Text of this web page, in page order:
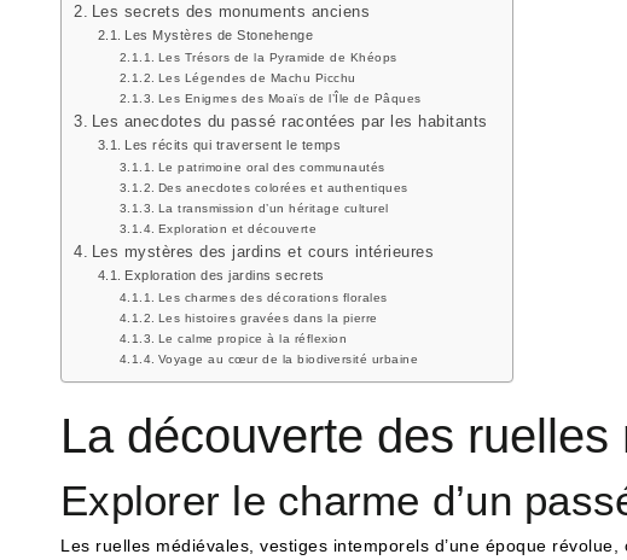
Les secrets des monuments anciens
Les Mystères de Stonehenge
Les Trésors de la Pyramide de Khéops
Les Légendes de Machu Picchu
Les Enigmes des Moaïs de l’Île de Pâques
Les anecdotes du passé racontées par les habitants
Les récits qui traversent le temps
Le patrimoine oral des communautés
Des anecdotes colorées et authentiques
La transmission d’un héritage culturel
Exploration et découverte
Les mystères des jardins et cours intérieures
Exploration des jardins secrets
Les charmes des décorations florales
Les histoires gravées dans la pierre
Le calme propice à la réflexion
Voyage au cœur de la biodiversité urbaine
La découverte des ruelles
Explorer le charme d’un
Les ruelles médiévales, vestiges intemporels d’une époque